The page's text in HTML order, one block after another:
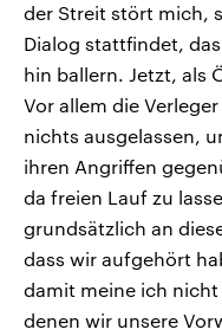
der Streit stört mich,
Dialog stattfindet,
hin ballern. Jetzt, als
Vor allem die
nichts ausgelassen,
ihren Angriffen
da freien Lauf zu
grundsätzlich an
dass wir aufgehört
damit meine ich
denen wir unsere